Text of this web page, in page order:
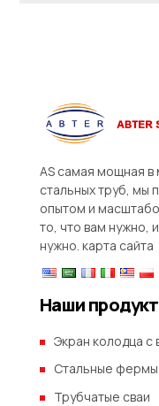
AS самая мощная в
стальных труб, мы
опытом и
то, что вам нужно,
нужно. карта сайта
Наши
Экран колодца с
Стальные фермы
Трубчатые сваи